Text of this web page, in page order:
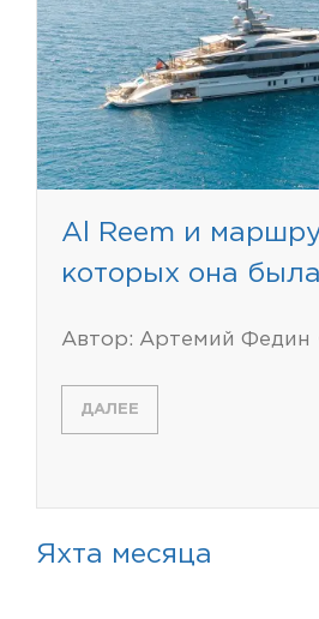
Al Reem и
которых она
Автор: Артемий Федин
ДАЛЕЕ
Яхта месяца